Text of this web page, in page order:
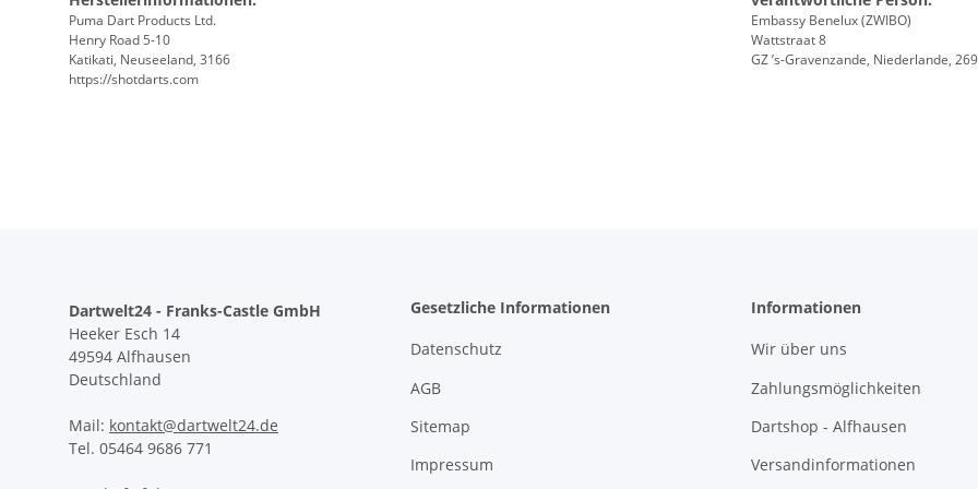
Puma Dart Products Ltd.
Henry Road 5-10
Katikati, Neuseeland, 3166
https://shotdarts.com
Embassy Benelux (ZWIBO)
Wattstraat 8
GZ ’s-Gravenzande, Niederlande,
Dartwelt24 - Franks-Castle GmbH
Heeker Esch 14
49594 Alfhausen
Deutschland
Mail: kontakt@dartwelt24.de
Tel. 05464 9686 771
Gesetzliche Informationen
Datenschutz
AGB
Sitemap
Impressum
Informationen
Wir über uns
Zahlungsmöglichkeiten
Dartshop - Alfhausen
Versandinformationen